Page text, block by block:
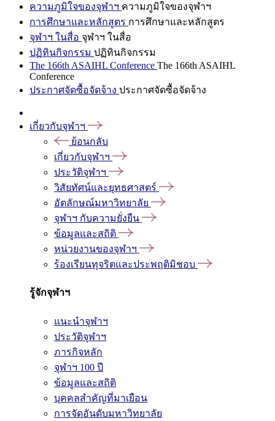
ความภูมิใจของจุฬาฯ ความภูมิใจของจุฬาฯ
การศึกษาและหลักสูตร การศึกษาและหลักสูตร
จุฬาฯ ในสื่อ จุฬาฯ ในสื่อ
ปฏิทินกิจกรรม ปฏิทินกิจกรรม
The 166th ASAIHL Conference The 166th ASAIHL
Conference
ประกาศจัดซื้อจัดจ้าง ประกาศจัดซื้อจัดจ้าง
เกี่ยวกับจุฬาฯ
ย้อนกลับ
เกี่ยวกับจุฬาฯ
ประวัติจุฬาฯ
วิสัยทัศน์และยุทธศาสตร์
อัตลักษณ์มหาวิทยาลัย
จุฬาฯ กับความยั่งยืน
ข้อมูลและสถิติ
หน่วยงานของจุฬาฯ
ร้องเรียนทุจริตและประพฤติมิชอบ
รู้จักจุฬาฯ
แนะนำจุฬาฯ
ประวัติจุฬาฯ
ภารกิจหลัก
จุฬาฯ 100 ปี
ข้อมูลและสถิติ
บุคคลสำคัญที่มาเยือน
การจัดอันดับมหาวิทยาลัย